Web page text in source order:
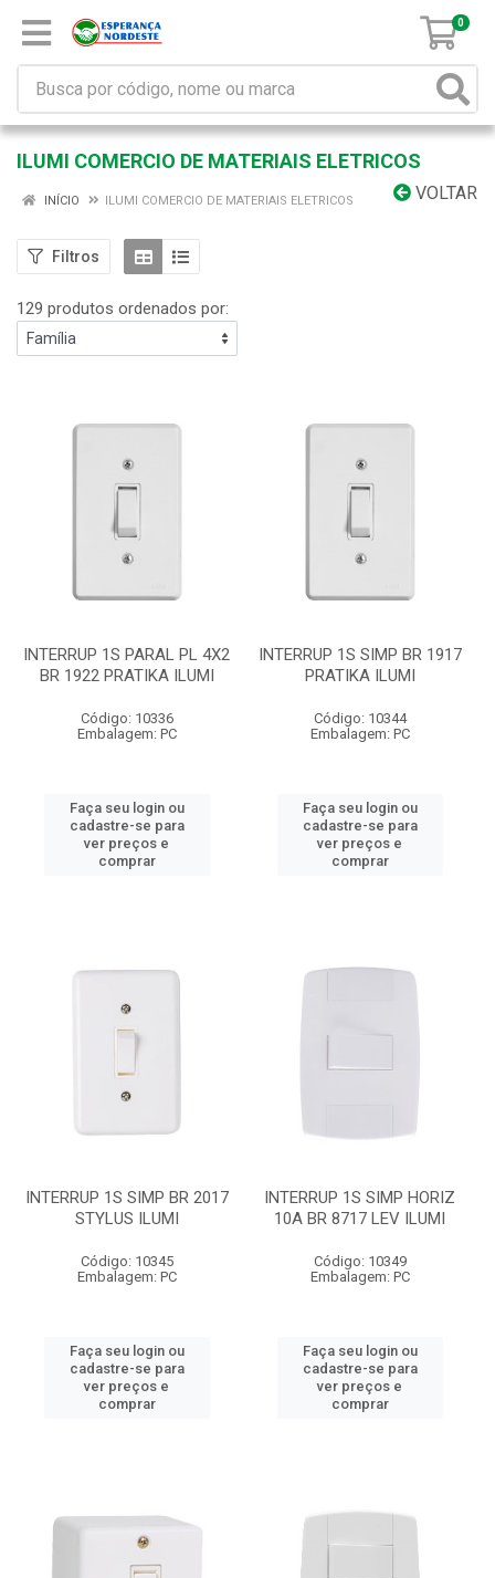
0
ILUMI COMERCIO DE MATERIAIS ELETRICOS
VOLTAR
INÍCIO ILUMI COMERCIO DE MATERIAIS ELETRICOS
Filtros
129 produtos ordenados por:
INTERRUP 1S PARAL PL 4X2
BR 1922 PRATIKA ILUMI
Código: 10336
Embalagem: PC
Faça seu login ou
cadastre-se para
ver preços e
comprar
INTERRUP 1S SIMP BR 1917
PRATIKA ILUMI
Código: 10344
Embalagem: PC
Faça seu login ou
cadastre-se para
ver preços e
comprar
INTERRUP 1S SIMP BR 2017
STYLUS ILUMI
Código: 10345
Embalagem: PC
Faça seu login ou
cadastre-se para
ver preços e
comprar
INTERRUP 1S SIMP HORIZ
10A BR 8717 LEV ILUMI
Código: 10349
Embalagem: PC
Faça seu login ou
cadastre-se para
ver preços e
comprar